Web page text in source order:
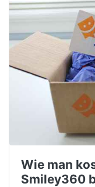
Wie man
Smiley360